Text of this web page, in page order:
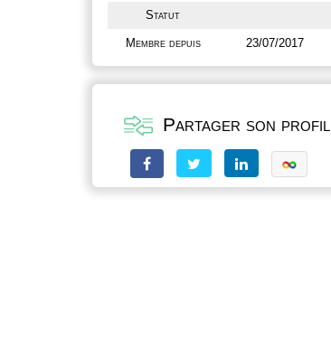
Statut
Membre depuis 23/07/2017
Partager son profil